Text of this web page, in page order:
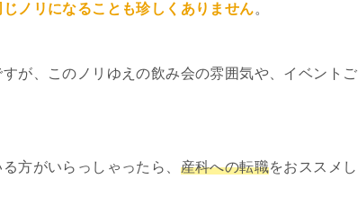
ノリになることも珍しくありません。
が、このノリゆえの飲み会の雰囲気や、イベント
方がいらっしゃったら、 産科への転職をおススメし